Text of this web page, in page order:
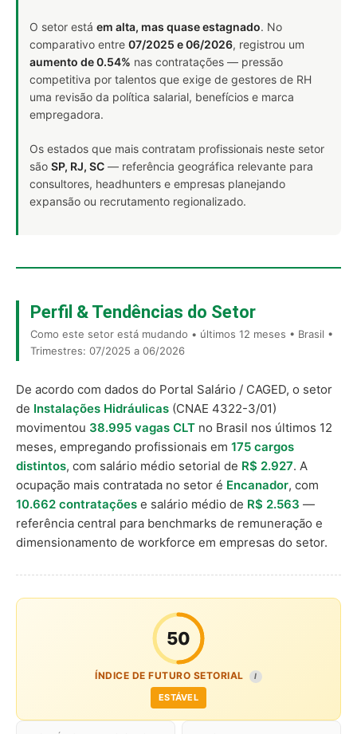
O setor está em alta, mas quase estagnado. No
comparativo entre 07/2025 e 06/2026, registrou um
aumento de 0.54% nas contratações — pressão
competitiva por talentos que exige de gestores de RH
uma revisão da política salarial, benefícios e marca
empregadora.
Os estados que mais contratam profissionais neste setor
são SP, RJ, SC — referência geográfica relevante para
consultores, headhunters e empresas planejando
expansão ou recrutamento regionalizado.
Perfil & Tendências do Setor
Como este setor está mudando • últimos 12 meses • Brasil •
Trimestres: 07/2025 a 06/2026
De acordo com dados do Portal Salário / CAGED, o setor
de Instalações Hidráulicas (CNAE 4322-3/01)
movimentou 38.995 vagas CLT no Brasil nos últimos 12
meses, empregando profissionais em 175 cargos
distintos, com salário médio setorial de R$ 2.927. A
ocupação mais contratada no setor é Encanador, com
10.662 contratações e salário médio de R$ 2.563 —
referência central para benchmarks de remuneração e
dimensionamento de workforce em empresas do setor.
50
ÍNDICE DE FUTURO SETORIAL I
ESTÁVEL